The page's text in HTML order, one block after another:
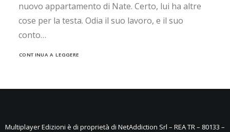
nuovo appartamento di Nate. Certo, lui ha altre
cose per la testa. Odia il suo lavoro, e il suo
conto…
CONTINUA A LEGGERE
Multiplayer Edizioni è di proprietà di NetAddiction Srl – REA TR – 80133 –